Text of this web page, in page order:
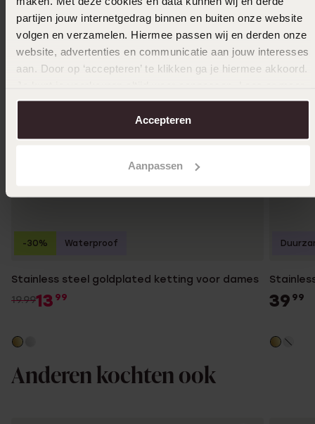
partijen jouw internetgedrag binnen en buiten onze website
volgen en verzamelen. Hiermee passen wij en derden onze
website, advertenties en communicatie aan jouw interesses
aan. Door op ‘accepteren’ te klikken ga je hiermee akkoord.
over in onscookiebeleid.
Accepteren
Aanpassen
Stainless steel goldplated ketting voor dames
19.9913 99
-30% Waterproof
39 99
Anderen kochten ook